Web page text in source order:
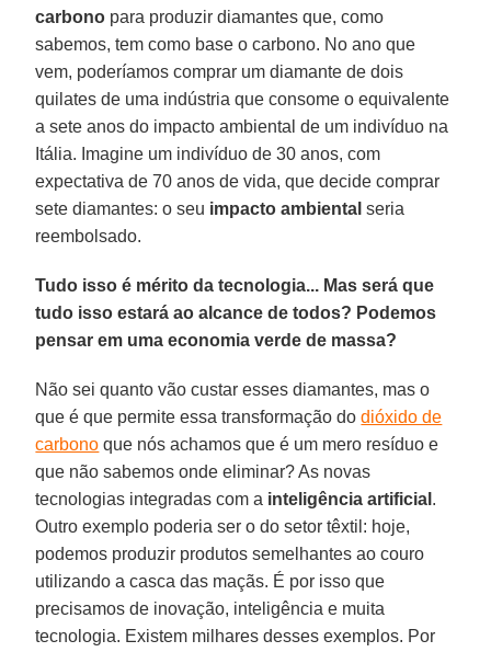
carbono para produzir diamantes que, como
sabemos, tem como base o carbono. No ano que
vem, poderíamos comprar um diamante de dois
quilates de uma indústria que consome o equivalente
a sete anos do impacto ambiental de um indivíduo na
Itália. Imagine um indivíduo de 30 anos, com
expectativa de 70 anos de vida, que decide comprar
sete diamantes: o seu impacto ambiental seria
reembolsado.
Tudo isso é mérito da tecnologia... Mas será que
tudo isso estará ao alcance de todos? Podemos
pensar em uma economia verde de massa?
Não sei quanto vão custar esses diamantes, mas o
que é que permite essa transformação dodióxido de
carbono que nós achamos que é um mero resíduo e
que não sabemos onde eliminar? As novas
tecnologias integradas com a inteligência artificial .
Outro exemplo poderia ser o do setor têxtil: hoje,
podemos produzir produtos semelhantes ao couro
utilizando a casca das maçãs. É por isso que
precisamos de inovação, inteligência e muita
tecnologia. Existem milhares desses exemplos. Por